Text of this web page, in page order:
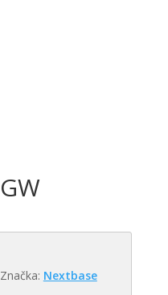
Značka: Nextbase